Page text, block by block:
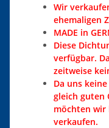
Wir
ehemaligen
MADE in
Diese
verfügbar.
zeitweise
Da uns
gleich guten
möchten wir
verkaufen.